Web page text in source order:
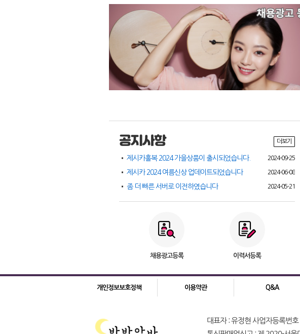
공지사항 더보기
제시카홀복 2024 가을상품이 출시되었습니다. 2024-09-25
제시카 2024 여름신상 업데이트되었습니다 2024-06-08
좀 더 빠른 서버로 이전하였습니다 2024-05-21
채용광고등록 이력서등록
개인정보보호정책 이용약관 Q&A
대표자 : 유정현 사업자등록번